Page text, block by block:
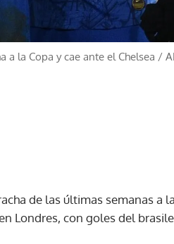
a la Copa y cae ante el Chelsea /
de las últimas semanas a
Londres, con goles del